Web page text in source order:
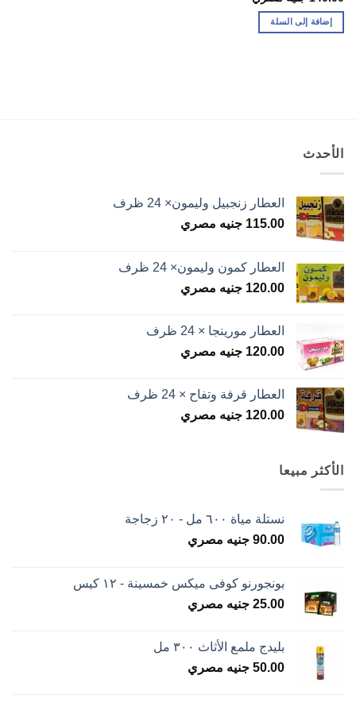
إضافة إلى السلة
الأحدث
العطار زنجبيل وليمون× 24 ظرف
115.00 جنيه مصري
العطار كمون وليمون× 24 ظرف
120.00 جنيه مصري
العطار مورينجا × 24 ظرف
120.00 جنيه مصري
العطار قرفة وتفاح × 24 ظرف
120.00 جنيه مصري
الأكثر مبيعا
نستلة مياة ٦٠٠ مل - ٢٠ زجاجة
90.00 جنيه مصري
بونجورنو كوفى ميكس خمسينة - ١٢ كيس
25.00 جنيه مصري
بليدج ملمع الأثاث ٣٠٠ مل
50.00 جنيه مصري